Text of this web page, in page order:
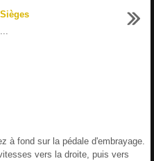
Sièges
à fond sur la pédale d'embrayage.
vers la droite, puis vers